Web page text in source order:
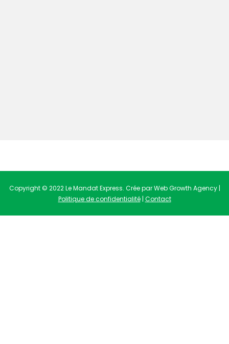
Copyright © 2022 Le Mandat Express. Crée par Web Growth Agency |
Politique de confidentialité| Contact